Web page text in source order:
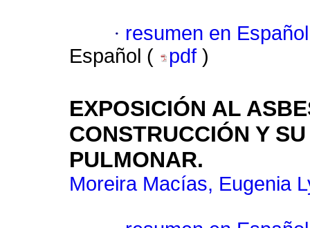
· resumen en Español
Español (
pdf )
EXPOSICIÓN AL
CONSTRUCCIÓN Y
PULMONAR.
Moreira Macías, Eugenia